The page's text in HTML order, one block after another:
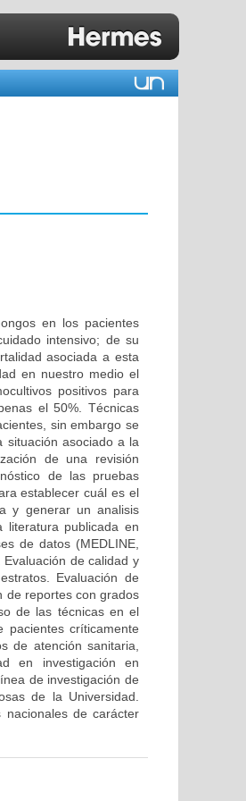
en los pacientes
intensivo; de su
asociada a esta
en nuestro medio el
positivos para
el 50%. Técnicas
sin embargo se
situación asociado a la
de una revisión
de las pruebas
establecer cuál es el
y generar un analisis
literatura publicada en
de datos (MEDLINE,
de calidad y
Evaluación de
de reportes con grados
de las técnicas en el
pacientes críticamente
de atención sanitaria,
en investigación en
de investigación de
de la Universidad.
nacionales de carácter